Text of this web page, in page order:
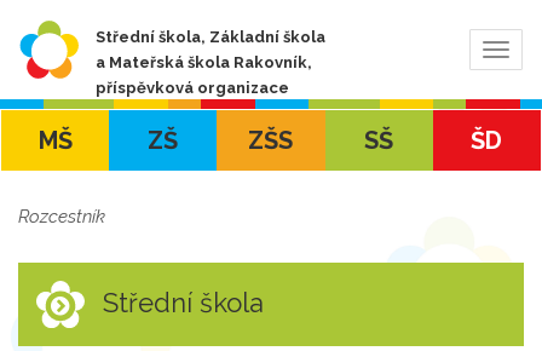
Střední škola, Základní škola
a Mateřská škola Rakovník,
příspěvková organizace
MŠ ZŠ ZŠS SŠ ŠD
Rozcestník
Střední škola